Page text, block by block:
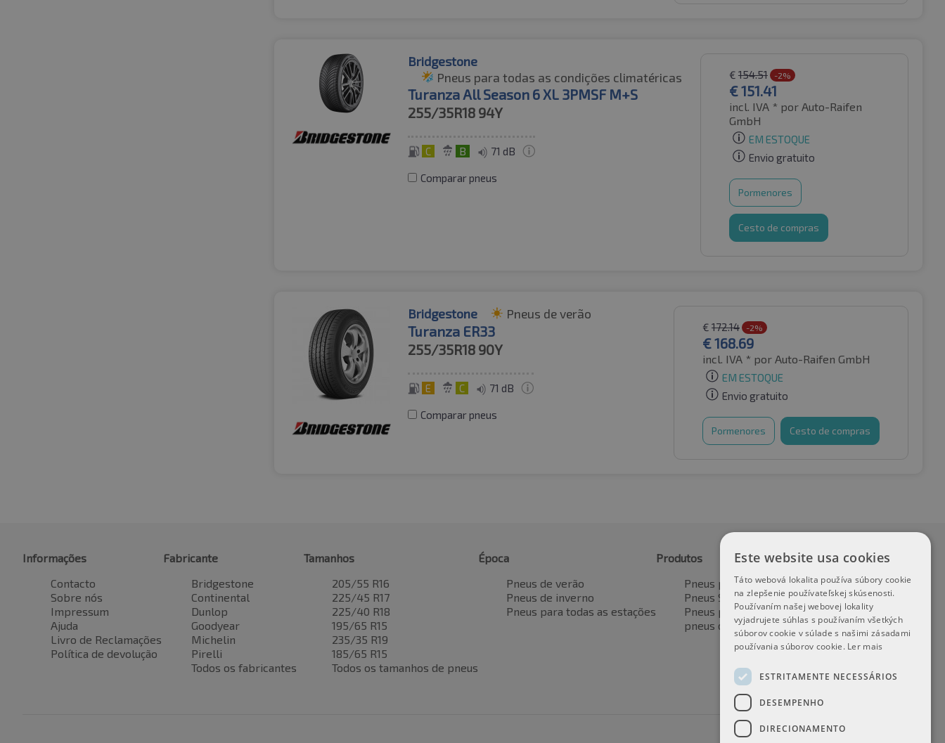
Bridgestone
Pneus para todas as condições climatéricas
Turanza All Season 6 XL 3PMSF M+S
255/35R18 94Y
C B 71 dB
Comparar pneus
€ 154.51 -2%
€151.41
incl. IVA * por Auto-Raifen
GmbH
EM ESTOQUE
Envio gratuito
Pormenores
Cesto de compras
Bridgestone Pneus de verão
Turanza ER33
255/35R18 90Y
E C 71 dB
Comparar pneus
€ 172.14 -2%
€168.69
incl. IVA * por Auto-Raifen GmbH
EM ESTOQUE
Envio gratuito
Pormenores Cesto de compras
Informações
Contacto
Sobre nós
Impressum
Ajuda
Livro de Reclamações
Política de devolução
Fabricante
Bridgestone
Continental
Dunlop
Goodyear
Michelin
Pirelli
Todos os fabricantes
Tamanhos
205/55 R16
225/45 R17
225/40 R18
195/65 R15
235/35 R19
185/65 R15
Todos os tamanhos de pneus
Época
Pneus de verão
Pneus de inverno
Pneus para todas as estações
Produtos
Pneus para automóveis
Pneus SUV / 4x4
Pneus para veículos de transporte
pneus de motocicleta
Este website usa cookies
Táto webová lokalita používa súbory cookie
na zlepšenie používateľskej skúsenosti.
Používaním našej webovej lokality
vyjadrujete súhlas s používaním všetkých
súborov cookie v súlade s našimi zásadami
používania súborov cookie. Ler mais
ESTRITAMENTE NECESSÁRIOS
DESEMPENHO
DIRECIONAMENTO